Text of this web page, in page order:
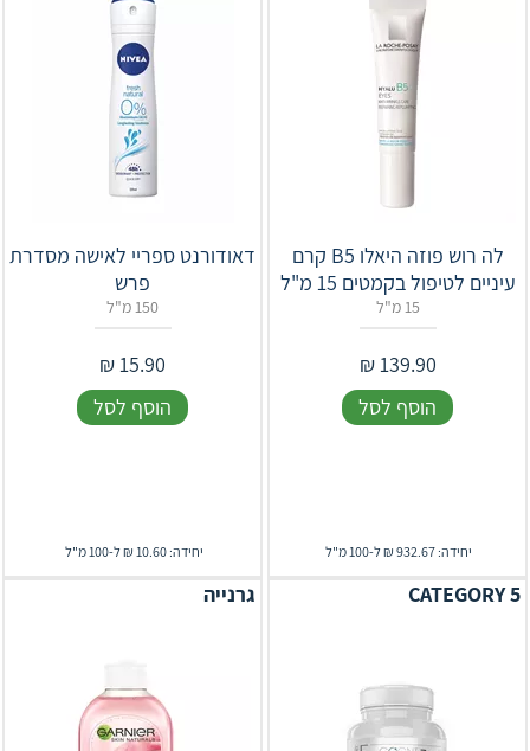
לה רוש פוזה היאלו B5 קרם
עיניים לטיפול בקמטים 15 מ"ל
15 מ"ל
139.90
₪
הוסף לסל
יחידה: 932.67 ₪ ל-100 מ"ל
דאודורנט ספריי לאישה מסדרת
פרש
150 מ"ל
15.90
₪
הוסף לסל
יחידה: 10.60 ₪ ל-100 מ"ל
CATEGORY 5 גרנייה